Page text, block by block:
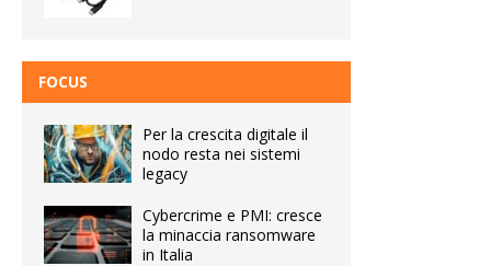
FOCUS
Per la crescita digitale il
nodo resta nei sistemi
legacy
Cybercrime e PMI: cresce
la minaccia ransomware
in Italia